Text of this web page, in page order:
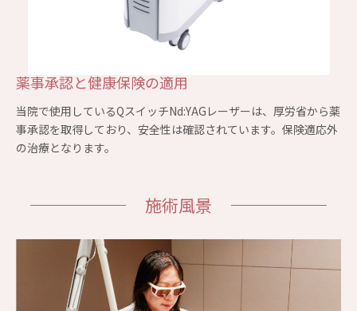
薬事承認と健康保険の適用
当院で使用しているQスイッチNd:YAGレーザーは、厚労省から薬
事承認を取得しており、安全性は確認されています。保険適応外
の治療となります。
施術風景